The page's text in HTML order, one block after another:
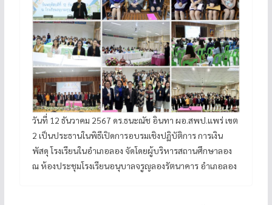
วันที่ 12 ธันวาคม 2567 ดร.ธนะณัช อินทา ผอ.สพป.แพร่ เขต
2 เป็นประธานในพิธีเปิดการอบรมเชิงปฏิบัติการ การเงิน
พัสดุ โรงเรียนในอำเภอลอง จัดโดยผู้บริหารสถานศึกษาลอง
ณ ห้องประชุมโรงเรียนอนุบาลจรูญลองรัตนาคาร อำเภอลอง